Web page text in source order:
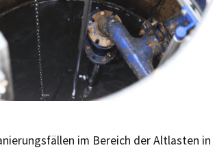
im Bereich der Altlasten in